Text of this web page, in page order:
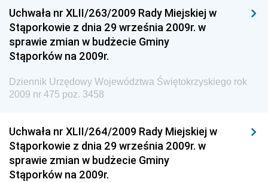
Dziennik Urzędowy Ministerstwa Administracji,
Gospodarki Terenowej i Ochrony Środowiska
Dziennik Urzędowy Ministerstwa Administracji i
Gospodarki Przestrzennej
Dziennik Urzędowy Unii Europejskiej, L
Dziennik Urzędowy Ministerstwa Przemysłu
Chemicznego i Lekkiego
Dziennik Urzędowy Ministerstwa Rolnictwa i
Gospodarki Żywnościowej
Uchwała nr XLII/263/2009 Rady Miejskiej w
Stąporkowie z dnia 29 września 2009r. w
sprawie zmian w budżecie Gminy
Stąporków na 2009r.
Dziennik Urzędowy Województwa Świętokrzyskiego rok
2009 nr 475 poz. 3458
Uchwała nr XLII/264/2009 Rady Miejskiej w
Stąporkowie z dnia 29 września 2009r. w
sprawie zmian w budżecie Gminy
Stąporków na 2009r.